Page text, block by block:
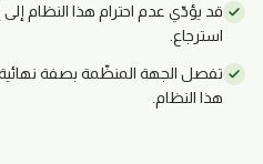
قد يؤدّي عدم احترام هذا النظام
استرجاع.
تفصل الجهة المنظّمة بصفة نهائية
هذا النظام.